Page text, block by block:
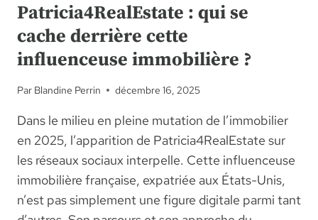
Patricia4RealEstate : qui se
cache derrière cette
influenceuse immobilière ?
Par Blandine Perrin décembre 16, 2025
Dans le milieu en pleine mutation de l’immobilier
en 2025, l’apparition de Patricia4RealEstate sur
les réseaux sociaux interpelle. Cette influenceuse
immobilière française, expatriée aux États-Unis,
n’est pas simplement une figure digitale parmi tant